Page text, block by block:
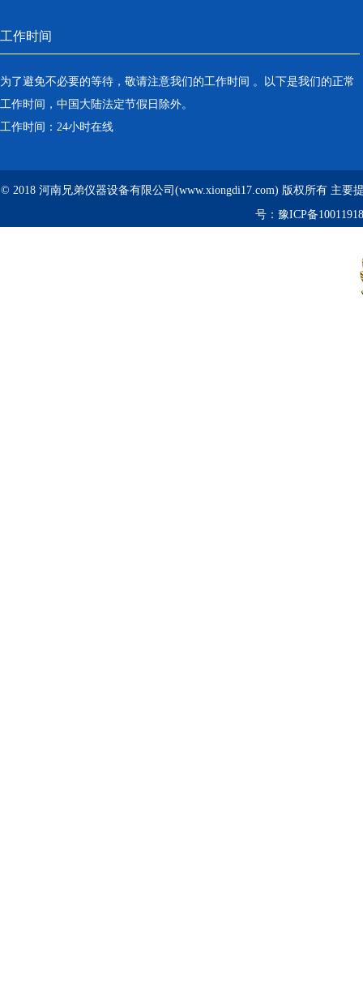
工作时间
为了避免不必要的等待，敬请注意我们的工作时间 。以下是我们的正常
工作时间，中国大陆法定节假日除外。
工作时间：24小时在线
© 2018 河南兄弟仪器设备有限公司(www.xiongdi17.com) 版权所有 主要
号： 豫ICP备